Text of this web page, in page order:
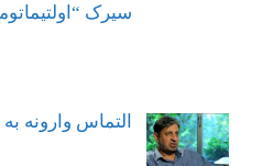
سیرک
التماس وارونه